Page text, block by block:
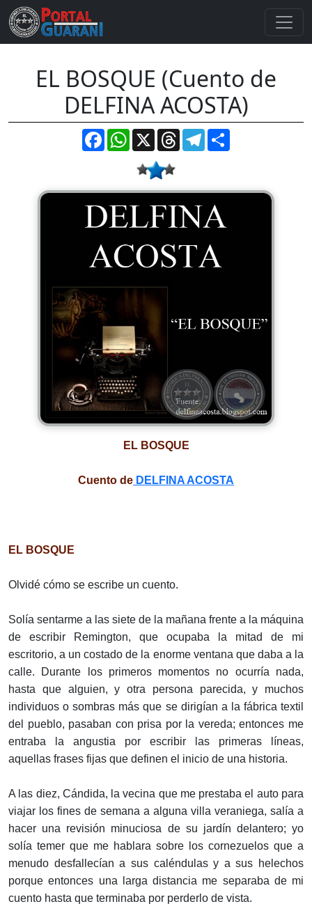
EL BOSQUE (Cuento de
DELFINA ACOSTA)
FacebookWhatsApp
X ThreadsTelegram
EL BOSQUE
Cuento de DELFINA ACOSTA
EL BOSQUE
Olvidé cómo se escribe un cuento.
Solía sentarme a las siete de la mañana frente a la máquina
de escribir Remington, que ocupaba la mitad de mi
escritorio, a un costado de la enorme ventana que daba a la
calle. Durante los primeros momentos no ocurría nada,
hasta que alguien, y otra persona parecida, y muchos
individuos o sombras más que se dirigían a la fábrica textil
del pueblo, pasaban con prisa por la vereda; entonces me
entraba la angustia por escribir las primeras líneas,
aquellas frases fijas que definen el inicio de una historia.
A las diez, Cándida, la vecina que me prestaba el auto para
viajar los fines de semana a alguna villa veraniega, salía a
hacer una revisión minuciosa de su jardín delantero; yo
solía temer que me hablara sobre los cornezuelos que a
menudo desfallecían a sus caléndulas y a sus helechos
porque entonces una larga distancia me separaba de mi
cuento hasta que terminaba por perderlo de vista.